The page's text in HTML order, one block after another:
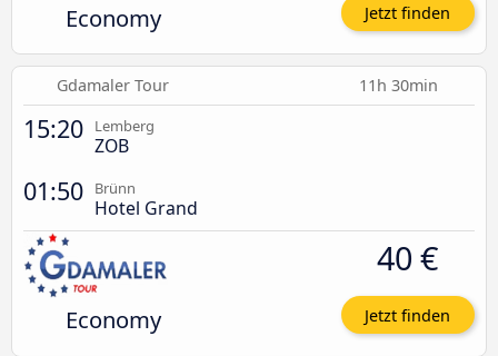
Economy Jetzt finden
Gdamaler Tour 11h 30min
15:20 Lemberg
ZOB
01:50 Brünn
Hotel Grand
Economy
40 €
Jetzt finden